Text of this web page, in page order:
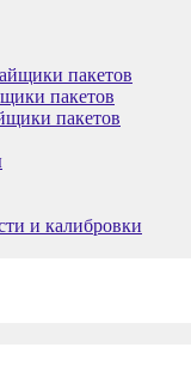
пакетов
пакетов
пакетов
и калибровки